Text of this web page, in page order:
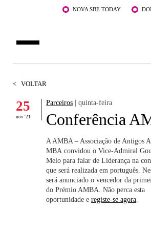
Saltar para o conteúdo principalNOVA SBE TODAY
DOCENTES E INVESTIGAÇÃO
COMUNIDADE
LIFE AT NOVA SBE
WHAT'S HAPPENING
< VOLTAR
25
nov '21
Parceiros | quinta-feira
Conferência
A AMBA – Associação de Antigos
MBA convidou o Vice-Admiral
Melo para falar de Liderança na
que será realizada em português.
será anunciado o vencedor da
do Prémio AMBA. Não perca esta
oportunidade eregiste-se agora